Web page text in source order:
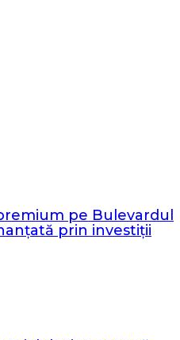
pe Bulevardul
prin investiții